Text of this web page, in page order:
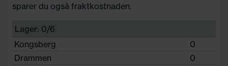
sparer du også fraktkostnaden.
Lager: 0/6
Kongsberg
0
Drammen
0